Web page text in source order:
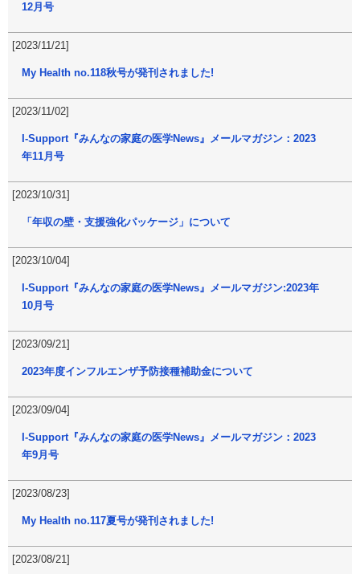
12月号
[2023/11/21]
My Health no.118秋号が発刊されました!
[2023/11/02]
I-Support『みんなの家庭の医学News』メールマガジン：2023
年11月号
[2023/10/31]
「年収の壁・支援強化パッケージ」について
[2023/10/04]
I-Support『みんなの家庭の医学News』メールマガジン:2023年
10月号
[2023/09/21]
2023年度インフルエンザ予防接種補助金について
[2023/09/04]
I-Support『みんなの家庭の医学News』メールマガジン：2023
年9月号
[2023/08/23]
My Health no.117夏号が発刊されました!
[2023/08/21]